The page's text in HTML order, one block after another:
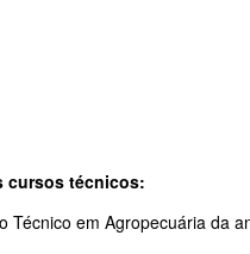
cursos técnicos:
em Agropecuária da